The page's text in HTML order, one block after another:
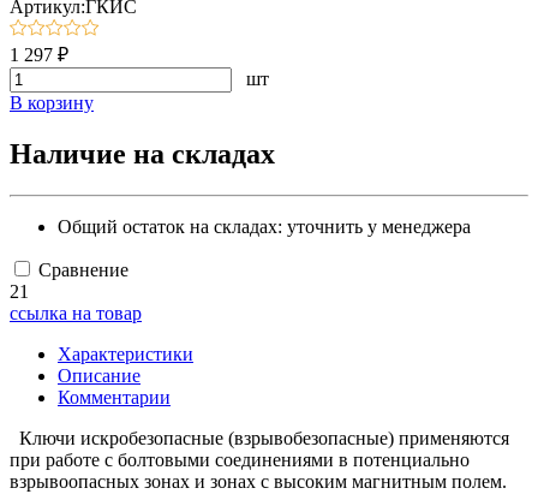
Артикул:ГКИС
1 297 ₽
шт
В корзину
Наличие на складах
Общий остаток на складах: уточнить у менеджера
Сравнение
21
ссылка на товар
Характеристики
Описание
Комментарии
Ключи искробезопасные (взрывобезопасные) применяются
при работе с болтовыми соединениями в потенциально
взрывоопасных зонах и зонах с высоким магнитным полем.